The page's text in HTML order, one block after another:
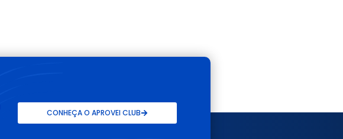
CONHEÇA O APROVEI CLUB